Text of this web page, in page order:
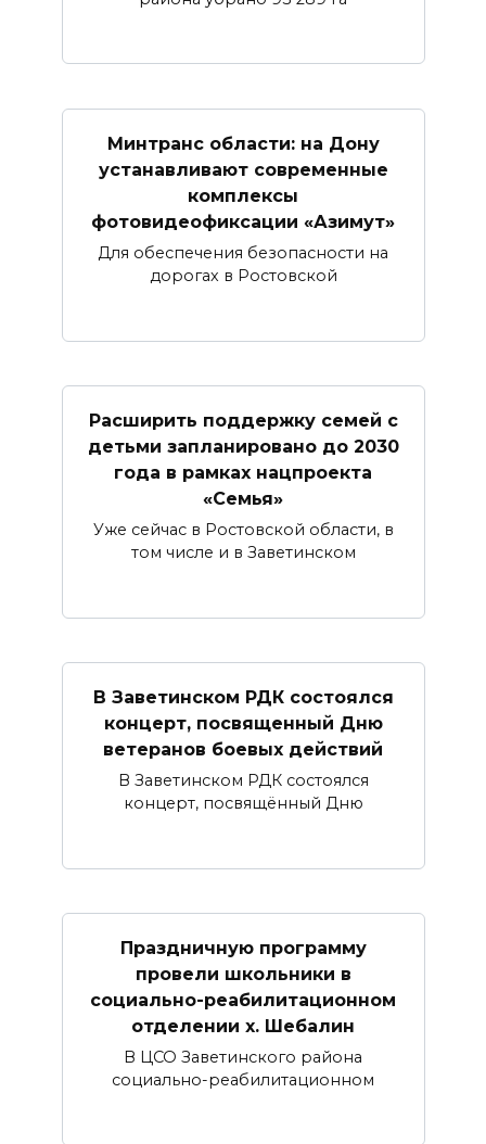
Минтранс области: на Дону
устанавливают современные
комплексы
фотовидеофиксации «Азимут»
Для обеспечения безопасности на
дорогах в Ростовской
Расширить поддержку семей с
детьми запланировано до 2030
года в рамках нацпроекта
«Семья»
Уже сейчас в Ростовской области, в
том числе и в Заветинском
В Заветинском РДК состоялся
концерт, посвященный Дню
ветеранов боевых действий
В Заветинском РДК состоялся
концерт, посвящённый Дню
Праздничную программу
провели школьники в
социально-реабилитационном
отделении х. Шебалин
В ЦСО Заветинского района
социально-реабилитационном